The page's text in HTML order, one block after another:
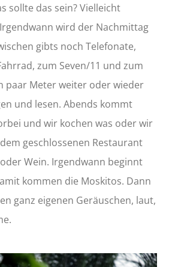
sollte das sein? Vielleicht
wird der Nachmittag
gibts noch Telefonate,
zum Seven/11 und zum
paar Meter weiter oder wieder
und lesen. Abends kommt
und wir kochen was oder wir
geschlossenen Restaurant
Wein. Irgendwann beginnt
kommen die Moskitos. Dann
ganz eigenen Geräuschen, laut,